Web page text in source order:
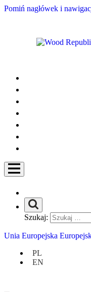
Pomiń nagłówek i
Szukaj:
Unia Europejska
PL
EN
Lisbon Story czyli o
Rozmowy niekontrolowane,
Nie straszne nam